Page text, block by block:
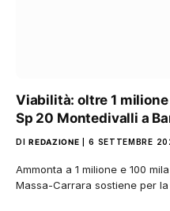
Viabilità: oltre 1
Sp 20 Montedivalli a
DI REDAZIONE 6 SETTEMBRE
Ammonta a 1 milione e 100
Massa-Carrara sostiene per